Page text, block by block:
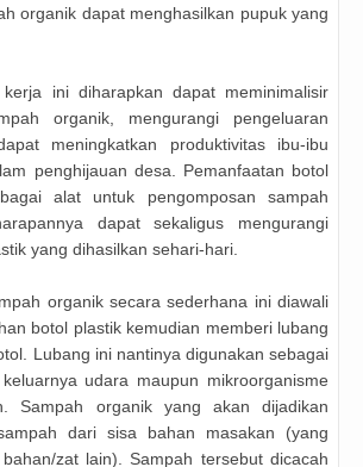
organik dapat menghasilkan pupuk yang
ini diharapkan dapat meminimalisir
organik, mengurangi pengeluaran
meningkatkan produktivitas ibu-ibu
penghijauan desa. Pemanfaatan botol
alat untuk pengomposan sampah
dapat sekaligus mengurangi
yang dihasilkan sehari-hari.
organik secara sederhana ini diawali
botol plastik kemudian memberi lubang
Lubang ini nantinya digunakan sebagai
udara maupun mikroorganisme
Sampah organik yang akan dijadikan
dari sisa bahan masakan (yang
zat lain). Sampah tersebut dicacah